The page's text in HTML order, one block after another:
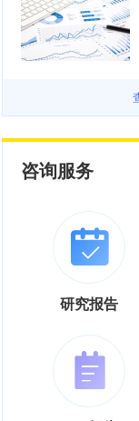
咨询服务
研究报告